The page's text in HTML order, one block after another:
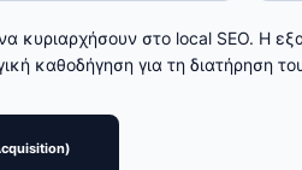
κυριαρχήσουν στο local SEO. Η
καθοδήγηση για τη διατήρηση